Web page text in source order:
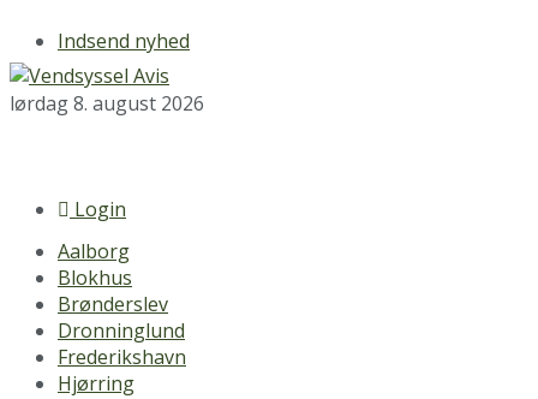
Indsend nyhed
lørdag 8. august 2026
Login
Aalborg
Blokhus
Brønderslev
Dronninglund
Frederikshavn
Hjørring